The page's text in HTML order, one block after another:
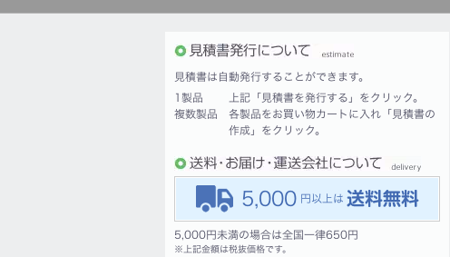
見積書は自動発行することができます。
1製品
上記「見積書を発行する」をクリック。
複数製品
各製品をお買い物カートに入れ「見積書の
作成」をクリック。
5,000
5,000円未満の場合は全国一律650円
※ 上記金額は税抜価格です。